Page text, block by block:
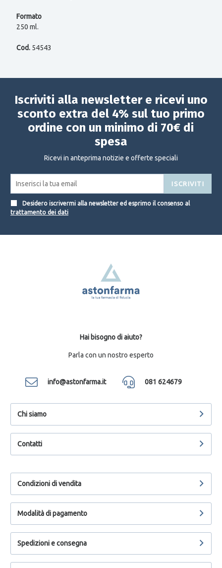
Formato
250 ml.
Cod.54543
Iscriviti alla newsletter e ricevi uno
sconto extra del 4% sul tuo primo
ordine con un minimo di 70€ di
spesa
Ricevi in anteprima notizie e offerte speciali
ISCRIVITI
Desidero iscrivermi alla newsletter ed esprimo il consenso al
trattamento dei dati
Hai bisogno di aiuto?
Parla con un nostro esperto
info@astonfarma.it 081 624679
Chi siamo
Contatti
Condizioni di vendita
Modalità di pagamento
Spedizioni e consegna